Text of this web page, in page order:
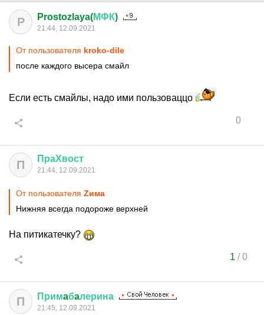
P Prostozlaya(МФК)
21:44, 12.09.2021
От пользователя kroko-dile
после каждого высера смайл
Если есть смайлы, надо ими пользоваццо
0
П ПраХвост
21:44, 12.09.2021
От пользователя Zима
Нижняя всегда подороже верхней
На питикатечку?
1 /0
П Примaбaлерина
21:45, 12.09.2021